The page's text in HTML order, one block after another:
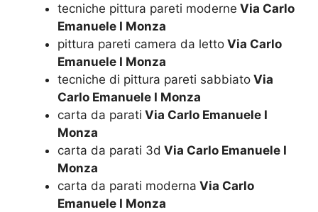
tecniche pittura pareti moderne Via Carlo
Emanuele I Monza
pittura pareti camera da letto Via Carlo
Emanuele I Monza
tecniche di pittura pareti sabbiato Via
Carlo Emanuele I Monza
carta da parati Via Carlo Emanuele I
Monza
carta da parati 3d Via Carlo Emanuele I
Monza
carta da parati moderna Via Carlo
Emanuele I Monza